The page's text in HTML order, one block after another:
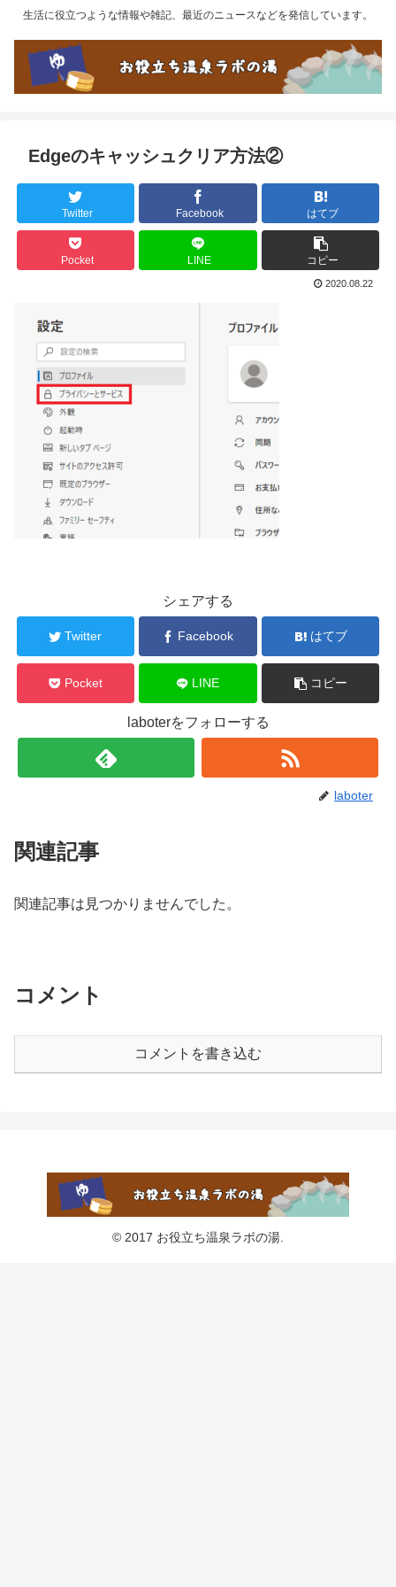
生活に役立つような情報や雑記、最近のニュースなどを発信しています。
Edgeのキャッシュクリア方法②
Twitter Facebook はてブ
Pocket LINE コピー
2020.08.22
シェアする
Twitter Facebook はてブ
Pocket LINE コピー
laboterをフォローする
laboter
関連記事
関連記事は見つかりませんでした。
コメント
コメントを書き込む
© 2017 お役立ち温泉ラボの湯.